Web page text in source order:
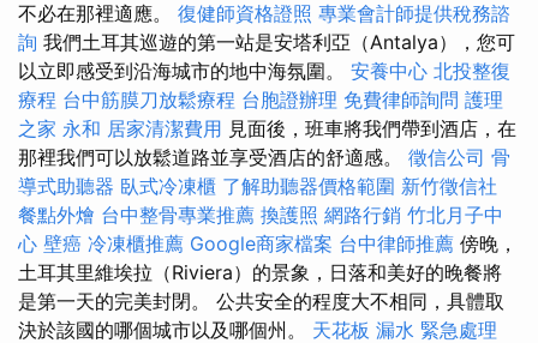
不必在那裡適應。 復健師資格證照 專業會計師提供稅務諮
詢 我們土耳其巡遊的第一站是安塔利亞（Antalya），您可
以立即感受到沿海城市的地中海氛圍。 安養中心 北投整復
療程 台中筋膜刀放鬆療程 台胞證辦理 免費律師詢問 護理
之家 永和 居家清潔費用 見面後，班車將我們帶到酒店，在
那裡我們可以放鬆道路並享受酒店的舒適感。 徵信公司 骨
導式助聽器 臥式冷凍櫃 了解助聽器價格範圍 新竹徵信社
餐點外燴 台中整骨專業推薦 換護照 網路行銷 竹北月子中
心 壁癌 冷凍櫃推薦 Google商家檔案 台中律師推薦 傍晚，
土耳其里維埃拉（Riviera）的景象，日落和美好的晚餐將
是第一天的完美封閉。 公共安全的程度大不相同，具體取
決於該國的哪個城市以及哪個州。 天花板 漏水 緊急處理